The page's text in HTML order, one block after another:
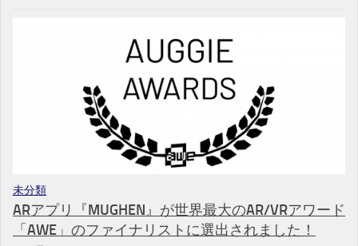
未分類
ARアプリ『MUGHEN』が世界最大のAR/VRアワード
「AWE」のファイナリストに選出されました！